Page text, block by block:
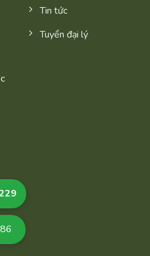
Tin tức
Tuyển đại lý